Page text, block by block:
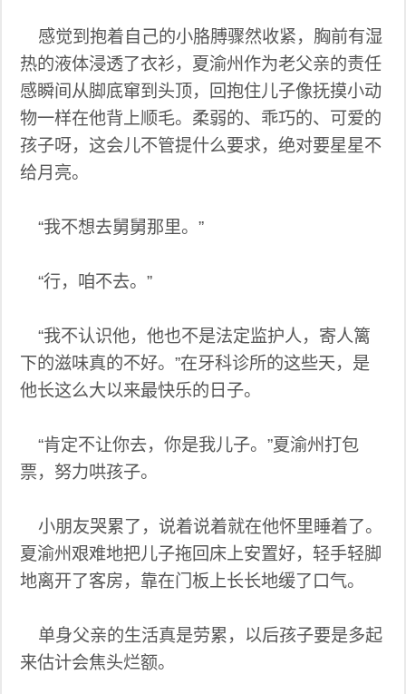
感觉到抱着自己的小胳膊骤然收紧，胸前有湿
热的液体浸透了衣衫，夏渝州作为老父亲的责任
感瞬间从脚底窜到头顶，回抱住儿子像抚摸小动
物一样在他背上顺毛。柔弱的、乖巧的、可爱的
孩子呀，这会儿不管提什么要求，绝对要星星不
给月亮。
“我不想去舅舅那里。”
“行，咱不去。”
“我不认识他，他也不是法定监护人，寄人篱
下的滋味真的不好。”在牙科诊所的这些天，是
他长这么大以来最快乐的日子。
“肯定不让你去，你是我儿子。”夏渝州打包
票，努力哄孩子。
小朋友哭累了，说着说着就在他怀里睡着了。
夏渝州艰难地把儿子拖回床上安置好，轻手轻脚
地离开了客房，靠在门板上长长地缓了口气。
单身父亲的生活真是劳累，以后孩子要是多起
来估计会焦头烂额。